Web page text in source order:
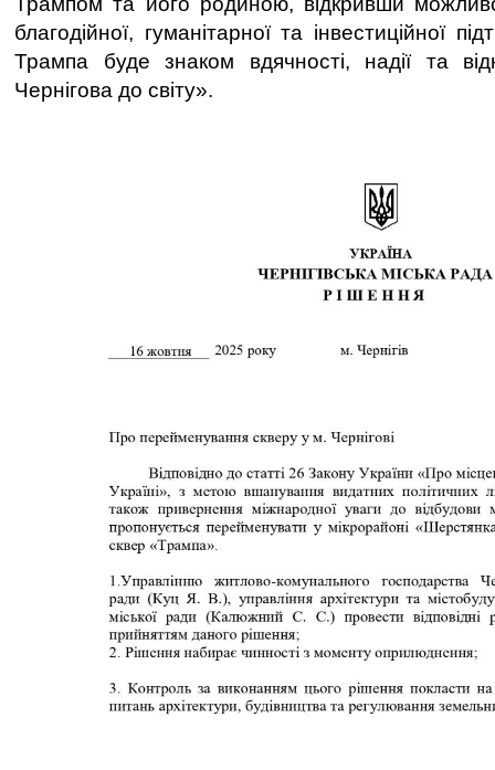
благодійної, гуманітарної та інвестиційної
Трампа буде знаком вдячності, надії та
Чернігова до світу».